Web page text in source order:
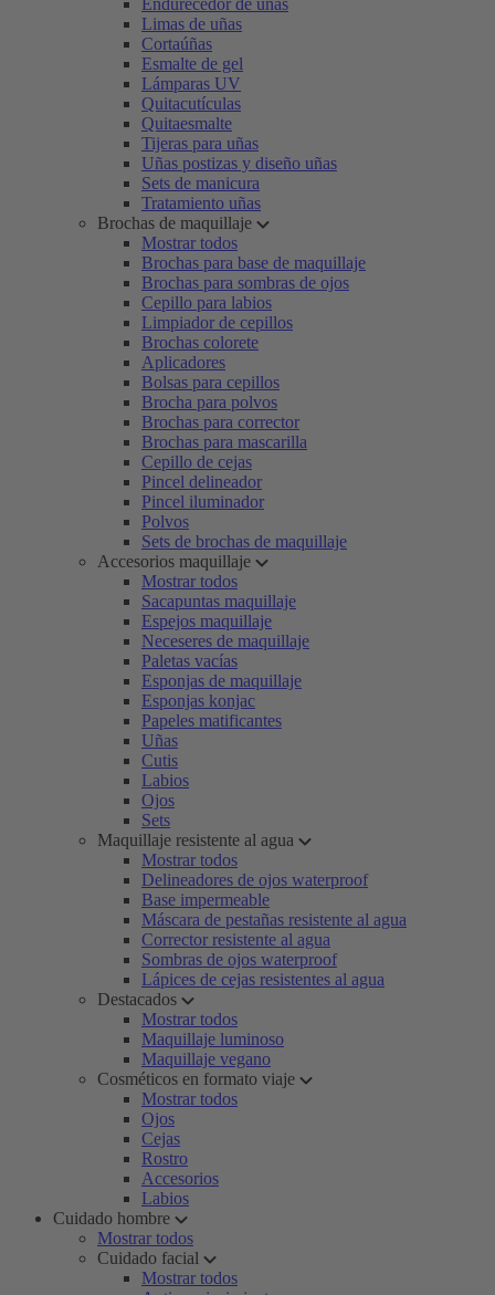
Endurecedor de uñas
Limas de uñas
Cortaúñas
Esmalte de gel
Lámparas UV
Quitacutículas
Quitaesmalte
Tijeras para uñas
Uñas postizas y diseño uñas
Sets de manicura
Tratamiento uñas
Brochas de maquillaje
Mostrar todos
Brochas para base de maquillaje
Brochas para sombras de ojos
Cepillo para labios
Limpiador de cepillos
Brochas colorete
Aplicadores
Bolsas para cepillos
Brocha para polvos
Brochas para corrector
Brochas para mascarilla
Cepillo de cejas
Pincel delineador
Pincel iluminador
Polvos
Sets de brochas de maquillaje
Accesorios maquillaje
Mostrar todos
Sacapuntas maquillaje
Espejos maquillaje
Neceseres de maquillaje
Paletas vacías
Esponjas de maquillaje
Esponjas konjac
Papeles matificantes
Uñas
Cutis
Labios
Ojos
Sets
Maquillaje resistente al agua
Mostrar todos
Delineadores de ojos waterproof
Base impermeable
Máscara de pestañas resistente al agua
Corrector resistente al agua
Sombras de ojos waterproof
Lápices de cejas resistentes al agua
Destacados
Mostrar todos
Maquillaje luminoso
Maquillaje vegano
Cosméticos en formato viaje
Mostrar todos
Ojos
Cejas
Rostro
Accesorios
Labios
Cuidado hombre
Mostrar todos
Cuidado facial
Mostrar todos